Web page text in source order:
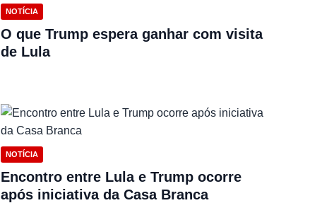
NOTÍCIA
O que Trump espera ganhar com visita
de Lula
NOTÍCIA
Encontro entre Lula e Trump ocorre
após iniciativa da Casa Branca